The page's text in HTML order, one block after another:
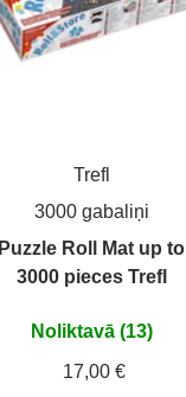
Trefl
3000 gabaliņi
Puzzle Roll Mat up to
3000 pieces Trefl
Noliktavā (13)
17,00 €